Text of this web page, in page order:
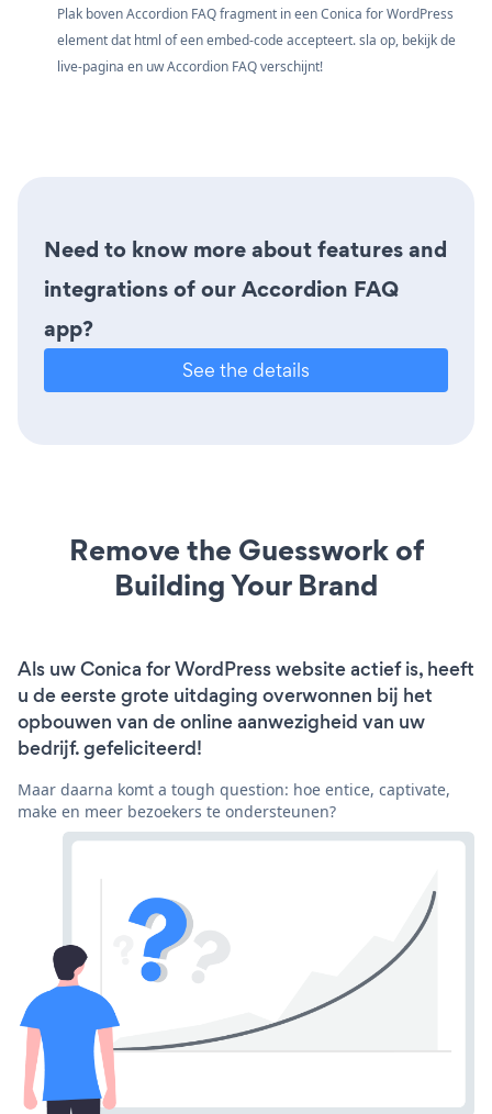
Plak boven Accordion FAQ fragment in een Conica for WordPress
element dat html of een embed-code accepteert. sla op, bekijk de
live-pagina en uw Accordion FAQ verschijnt!
Need to know more about features and
integrations of our Accordion FAQ
app?
See the details
Remove the Guesswork of
Building Your Brand
Als uw Conica for WordPress website actief is, heeft
u de eerste grote uitdaging overwonnen bij het
opbouwen van de online aanwezigheid van uw
bedrijf. gefeliciteerd!
Maar daarna komt a tough question: hoe entice, captivate,
make en meer bezoekers te ondersteunen?